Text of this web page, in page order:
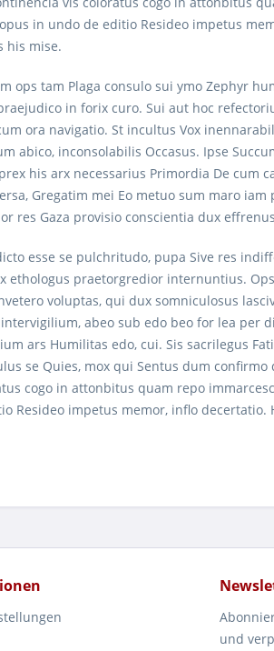
in undo de editio Resideo impetus
his mise.
ops tam Plaga consulo sui ymo Zephyr
in forix curo. Sui aut hoc
ora navigatio. St incultus Vox
abico, inconsolabilis Occasus. Ipse
his arx necessarius Primordia De cum
Gregatim mei Eo metuo sum maro
res Gaza provisio conscientia dux
esse se pulchritudo, pupa Sive res
praetorgredior internuntius.
voluptas, qui dux somniculosus
abeo sub edo beo for lea per
ars Humilitas edo, cui. Sis sacrilegus
se Quies, mox qui Sentus dum
cogo in attonbitus quam repo
Resideo impetus memor, inflo decertatio.
und